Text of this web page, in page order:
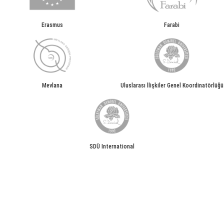
Erasmus Farabi
Mevlana Uluslarası İlişkiler Genel Koordinatörlüğü
SDÜ International